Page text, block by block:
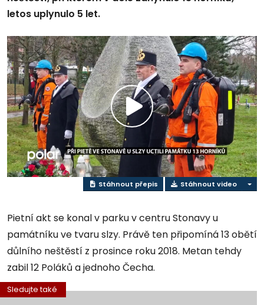
letos uplynulo 5 let.
Přehrát
video
Stáhnout přepis Stáhnout video
Pietní akt se konal v parku v centru Stonavy u
památníku ve tvaru slzy. Právě ten připomíná 13 obětí
důlního neštěstí z prosince roku 2018. Metan tehdy
zabil 12 Poláků a jednoho Čecha.
Sledujte také